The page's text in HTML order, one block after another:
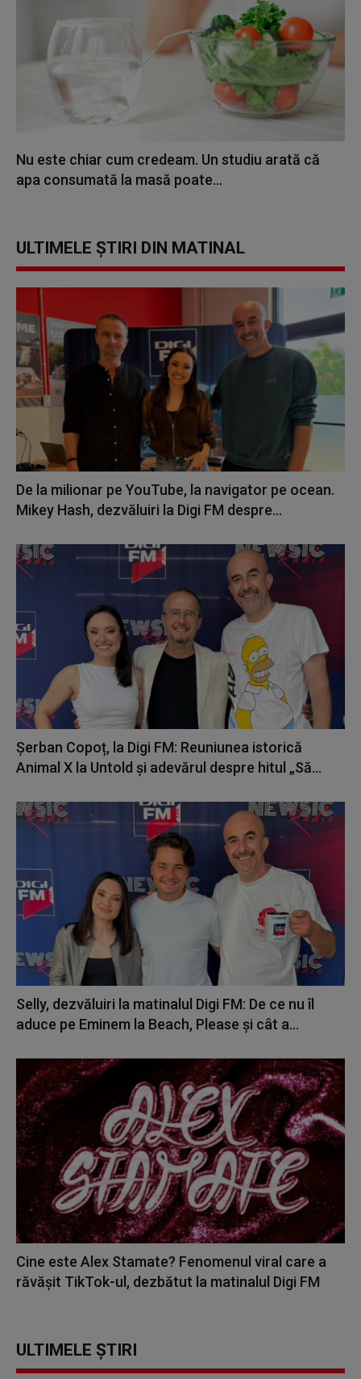
Nu este chiar cum credeam. Un studiu arată că
apa consumată la masă poate...
ULTIMELE ȘTIRI DIN MATINAL
De la milionar pe YouTube, la navigator pe ocean.
Mikey Hash, dezvăluiri la Digi FM despre...
Șerban Copoț, la Digi FM: Reuniunea istorică
Animal X la Untold și adevărul despre hitul „Să...
Selly, dezvăluiri la matinalul Digi FM: De ce nu îl
aduce pe Eminem la Beach, Please și cât a...
Cine este Alex Stamate? Fenomenul viral care a
răvășit TikTok-ul, dezbătut la matinalul Digi FM
ULTIMELE ȘTIRI